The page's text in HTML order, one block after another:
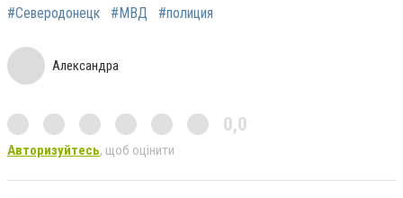
#Северодонецк #МВД #полиция
Александра
0,0
Авторизуйтесь, щоб оцінити